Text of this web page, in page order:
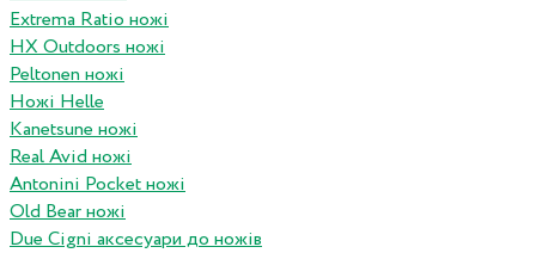
Extrema Ratio ножі
HX Outdoors ножі
Peltonen ножі
Ножі Helle
Kanetsune ножі
Real Avid ножі
Antonini Pocket ножі
Old Bear ножі
Due Cigni аксесуари до ножів